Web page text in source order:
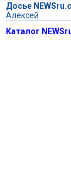
Досье
Алексей
Каталог